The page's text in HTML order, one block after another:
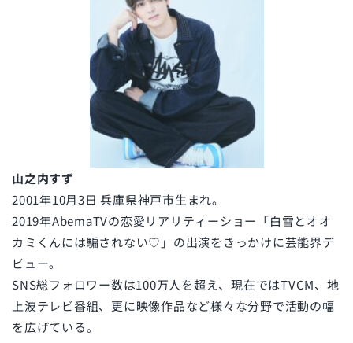
山之内すず
2001年10月3日 兵庫県神戸市生まれ。
2019年AbemaTVの恋愛リアリティーショー「白雪とオオ
カミくんには騙されない♡」の出演をきっかけに芸能界デ
ビュー。
SNS総フォロワー数は100万人を超え、現在ではTVCM、地
上波テレビ番組、更に映像作品など様々な分野で活動の幅
を広げている。